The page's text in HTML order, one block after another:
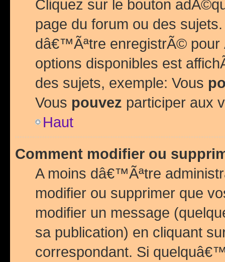
Cliquez sur le bouton
page du forum ou des
dâ€™Ãªtre enregistrÃ©
options disponibles est
des sujets, exemple: Vous
Vous pouvez participer aux
Haut
Comment modifier ou
A moins dâ€™Ãªtre
modifier ou supprimer que
modifier un message
sa publication) en cliquant
correspondant. Si